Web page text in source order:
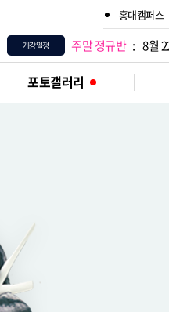
홍대캠퍼스
개강일정
8월 22일 고3 단기반 : 8월
포토갤러리